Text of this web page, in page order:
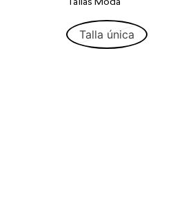
Tallas Moda
Talla única